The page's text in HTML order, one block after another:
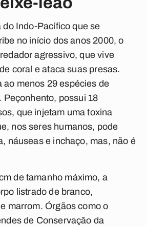
Indo-Pacífico que se
no início dos anos 2000, o
agressivo, que vive
coral e ataca suas presas.
ao menos 29 espécies de
Peçonhento, possui 18
que injetam uma toxina
nos seres humanos, pode
náuseas e inchaço, mas, não é
de tamanho máximo, a
listrado de branco,
marrom. Órgãos como o
de Conservação da